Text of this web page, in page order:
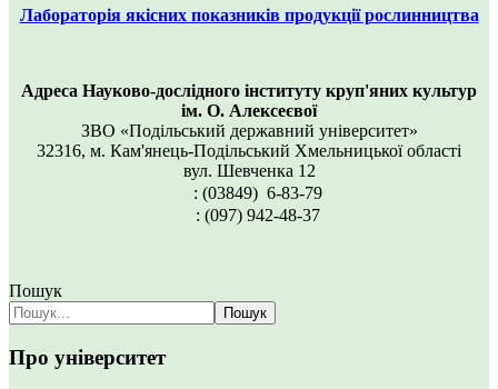
Лабораторія якісних показників продукції рослинництва
Адреса Науково-дослідного інституту круп'яних культур
ім. О. Алексеєвої
ЗВО «Подільський державний університет»
32316, м. Кам'янець-Подільський Хмельницької області
вул. Шевченка 12
: (03849) 6-83-79
: (097) 942-48-37
Пошук
Пошук
Про університет